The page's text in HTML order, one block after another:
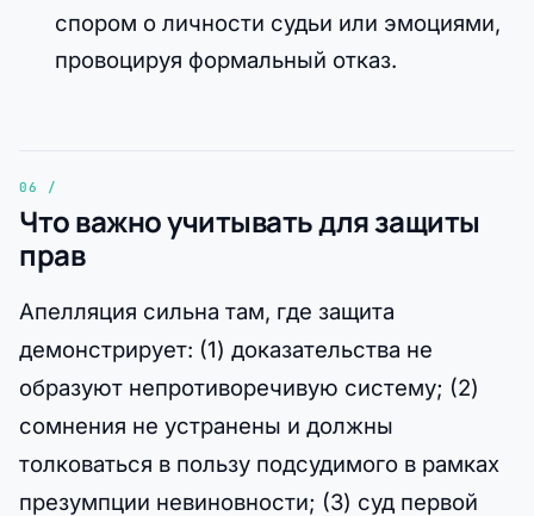
спором о личности судьи или эмоциями,
провоцируя формальный отказ.
Что важно учитывать для защиты
прав
Апелляция сильна там, где защита
демонстрирует: (1) доказательства не
образуют непротиворечивую систему; (2)
сомнения не устранены и должны
толковаться в пользу подсудимого в рамках
презумпции невиновности; (3) суд первой